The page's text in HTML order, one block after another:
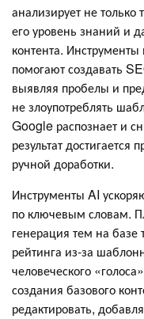
анализирует не только
его уровень знаний и
контента. Инструменты
помогают создавать
выявляя пробелы и
не злоупотреблять
Google распознает и
результат
ручной доработки.
Инструменты AI
по ключевым словам.
генерация тем на
рейтинга из-за
человеческого
создания базового
редактировать,